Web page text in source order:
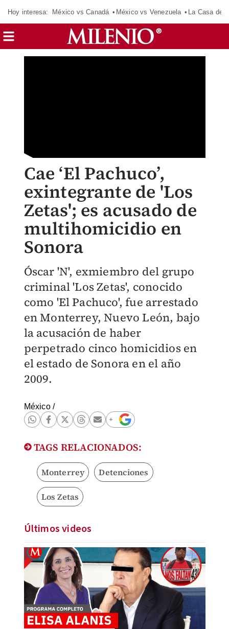
Hoy interesa: México vs Canadá México vs Venezuela La Casa de
Cae ‘El Pachuco’,
exintegrante de 'Los
Zetas'; es acusado de
multihomicidio en
Sonora
Óscar 'N', exmiembro del grupo
criminal 'Los Zetas', conocido
como 'El Pachuco', fue arrestado
en Monterrey, Nuevo León, bajo
la acusación de haber
perpetrado cinco homicidios en
el estado de Sonora en el año
2009.
México/
TAGS RELACIONADOS:
Monterrey Detenciones
Los Zetas
Últimos videos